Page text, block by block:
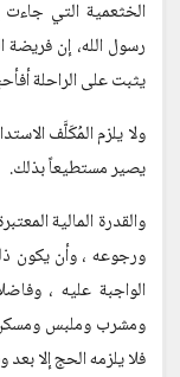
الخثعمية التي
رسول الله، إن فريضة
يثبت على الراحلة
ولا يلزم المُكَلَّف
يصير مستطيعاً بذلك.
والقدرة المالية
ورجوعه ، وأن يكون
الواجبة عليه ،
ومشرب وملبس
فلا يلزمه الحج إلا